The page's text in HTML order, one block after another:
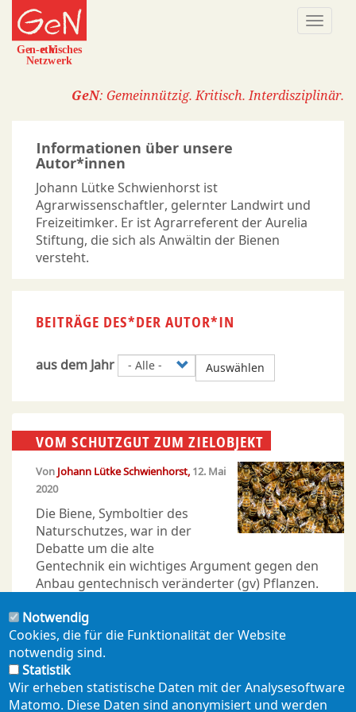
Direkt
zum
Inhalt
GeN: Gemeinnützig. Kritisch. Interdisziplinär.
Informationen über unsere
Autor*innen
Johann Lütke Schwienhorst ist
Agrarwissenschaftler, gelernter Landwirt und
Freizeitimker. Er ist Agrarreferent der Aurelia
Stiftung, die sich als Anwältin der Bienen
versteht.
BEITRÄGE DES*DER AUTOR*IN
aus dem Jahr Auswählen
VOM SCHUTZGUT ZUM ZIELOBJEKT
Von Johann Lütke Schwienhorst 12. Mai
2020
Die Biene, Symboltier des
Naturschutzes, war in der
Debatte um die alte
Gentechnik ein wichtiges Argument gegen den
Anbau gentechnisch veränderter (gv) Pflanzen.
gentechnischen Veränderungen geworden:
Resistent gegenPestizideund Milben soll sie
sein.
Notwendig
Cookies, die für die Funktionalität der Website
notwendig sind.
Statistik
Wir erheben statistische Daten mit der Analysesoftware
Matomo. Diese Daten sind anonymisiert und werden